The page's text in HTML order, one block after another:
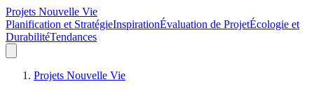
Projets Nouvelle Vie
Planification et StratégieInspirationÉvaluation de ProjetÉcologie et
DurabilitéTendances
Projets Nouvelle Vie